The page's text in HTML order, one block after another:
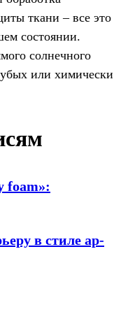
ткани – все это
состоянии.
солнечного
или химически
foam»:
в стиле ар-